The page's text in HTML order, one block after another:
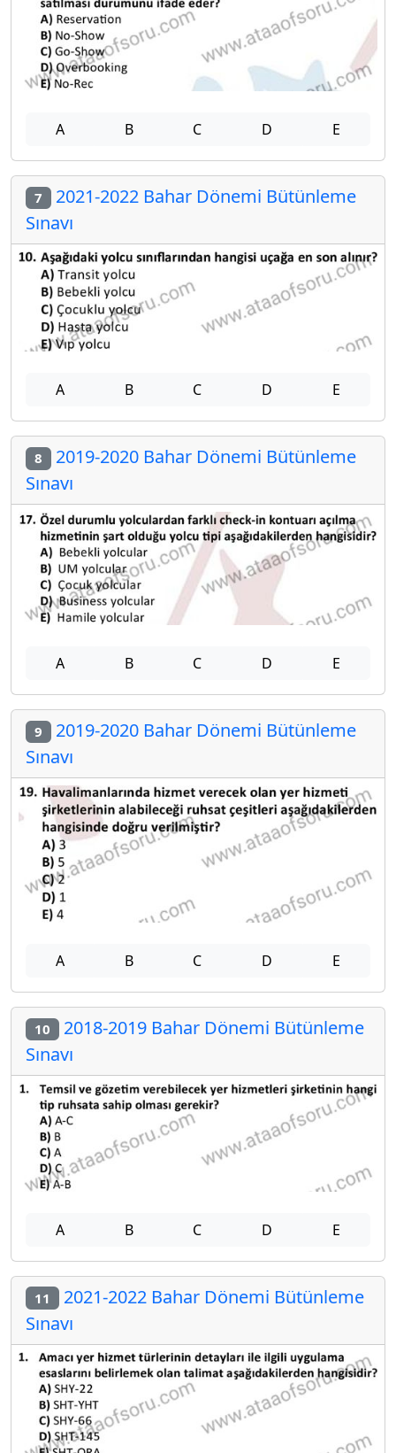
A B C D E
7 2021-2022 Bahar Dönemi Bütünleme
Sınavı
A B C D E
8 2019-2020 Bahar Dönemi Bütünleme
Sınavı
A B C D E
9 2019-2020 Bahar Dönemi Bütünleme
Sınavı
A B C D E
10 2018-2019 Bahar Dönemi Bütünleme
Sınavı
A B C D E
11 2021-2022 Bahar Dönemi Bütünleme
Sınavı